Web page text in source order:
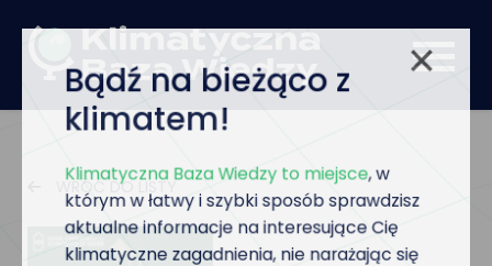
WRÓĆ DO LISTY
Bądź na bieżąco z
klimatem!
Klimatyczna Baza Wiedzy to miejsce, w
którym w łatwy i szybki sposób sprawdzisz
aktualne informacje na interesujące Cię
klimatyczne zagadnienia, nie narażając się